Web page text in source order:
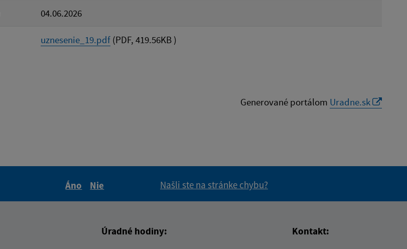
04.06.2026
uznesenie_19.pdf (PDF, 419.56KB )
Generované portálom Uradne.sk
Áno
Nie
Našli ste na stránke chybu?
Úradné hodiny: Kontakt: